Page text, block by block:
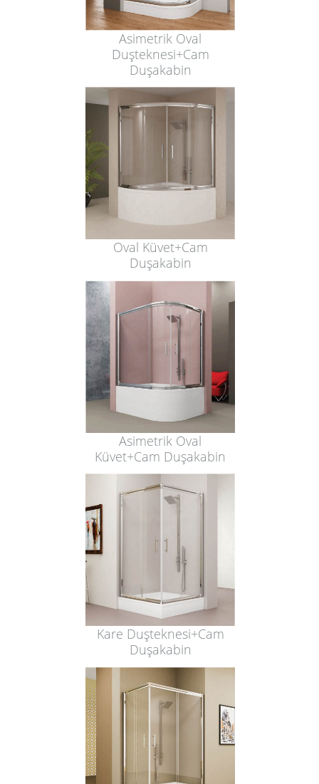
Asimetrik Oval
Duşteknesi+Cam
Duşakabin
Oval Küvet+Cam
Duşakabin
Asimetrik Oval
Küvet+Cam Duşakabin
Kare Duşteknesi+Cam
Duşakabin